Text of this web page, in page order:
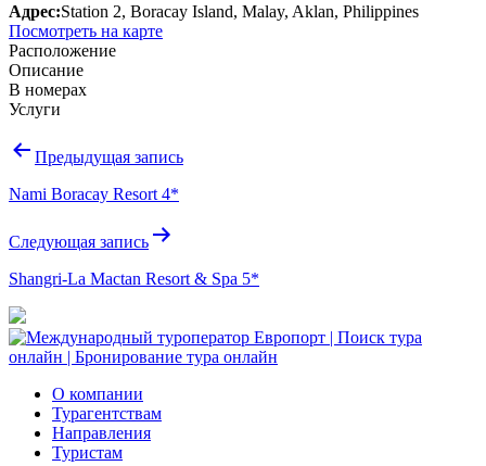
Адрес:Station 2, Boracay Island, Malay, Aklan, Philippines
Посмотреть на карте
Расположение
Описание
В номерах
Услуги
Навигация
записям
Предыдущая запись
Nami Boracay Resort 4*
Следующая запись
Shangri-La Mactan Resort & Spa 5*
О компании
Турагентствам
Направления
Туристам